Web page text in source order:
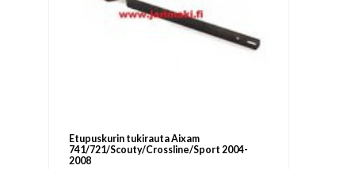
Etupuskurin tukirauta Aixam
741/721/Scouty/Crossline/Sport 2004-
2008